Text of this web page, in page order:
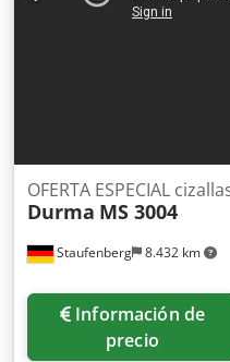
Staufenberg 8.432 km
OFERTA ESPECIAL
Durma MS 3004
Información de
precio